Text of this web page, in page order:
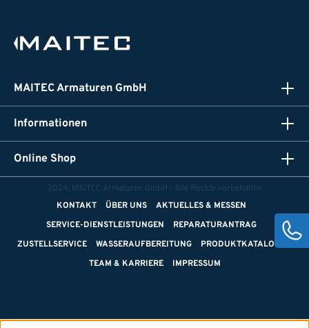
MAITEC Armaturen GmbH
Informationen
Online Shop
2024, MAITEC Armaturen GmbH - Alle Rechte vorbehalten
KONTAKT
ÜBER UNS
AKTUELLES & MESSEN
SERVICE-DIENSTLEISTUNGEN
REPARATURANTRAG
ZUSTELLSERVICE
WASSERAUFBEREITUNG
PRODUKTKATALOGE
TEAM & KARRIERE
IMPRESSUM